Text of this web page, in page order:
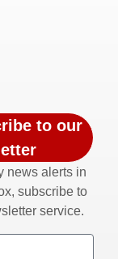
to our
news alerts in
subscribe to
service.